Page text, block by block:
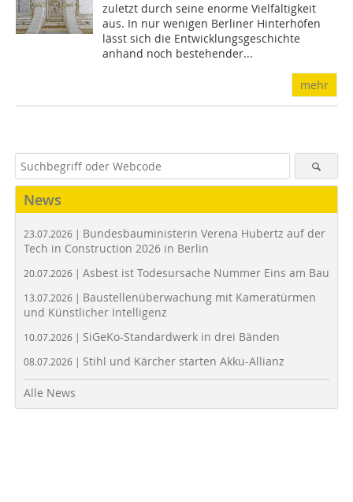
zuletzt durch seine enorme Vielfältigkeit
aus. In nur wenigen Berliner Hinterhöfen
lässt sich die Entwicklungsgeschichte
anhand noch bestehender...
mehr
News
23.07.2026 | Bundesbauministerin Verena Hubertz auf der
Tech in Construction 2026 in Berlin
20.07.2026 | Asbest ist Todesursache Nummer Eins am Bau
13.07.2026 | Baustellenüberwachung mit Kameratürmen
und Künstlicher Intelligenz
10.07.2026 | SiGeKo-Standardwerk in drei Bänden
08.07.2026 | Stihl und Kärcher starten Akku-Allianz
Alle News